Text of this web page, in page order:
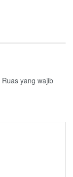
Ruas yang wajib